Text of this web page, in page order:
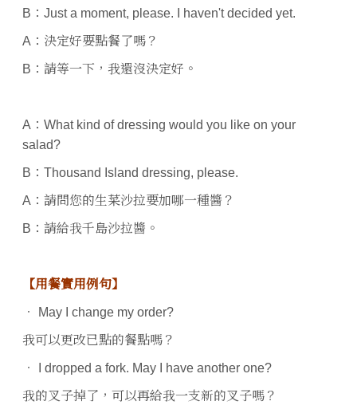
B：Just a moment, please. I haven't decided yet.
A：決定好要點餐了嗎？
B：請等一下，我還沒決定好。
A：What kind of dressing would you like on your
salad?
B：Thousand Island dressing, please.
A：請問您的生菜沙拉要加哪一種醬？
B：請給我千島沙拉醬。
【用餐實用例句】
‧ May I change my order?
我可以更改已點的餐點嗎？
‧ I dropped a fork. May I have another one?
我的叉子掉了，可以再給我一支新的叉子嗎？